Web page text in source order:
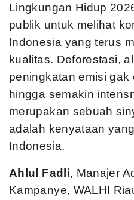
Lingkungan Hidup
publik untuk melihat
Indonesia yang terus
kualitas. Deforestasi,
peningkatan emisi gak
hingga semakin
merupakan sebuah
adalah kenyataan
Indonesia.
Ahlul Fadli, Manajer
Kampanye, WALHI